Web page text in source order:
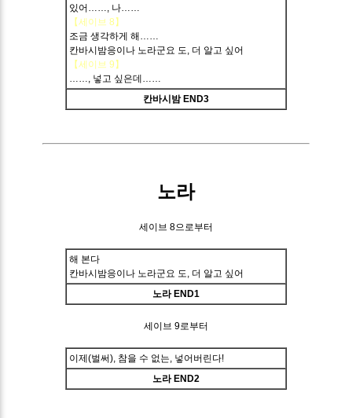
있어……, 나……
【세이브 8】
조금 생각하게 해……
칸바시밤응이나 노라군요 도, 더 알고 싶어
【세이브 9】
……, 넣고 싶은데……
칸바시밤 END3
노라
세이브 8으로부터
해 본다
칸바시밤응이나 노라군요 도, 더 알고 싶어
노라 END1
세이브 9로부터
이제(벌써), 참을 수 없는, 넣어버린다!
노라 END2